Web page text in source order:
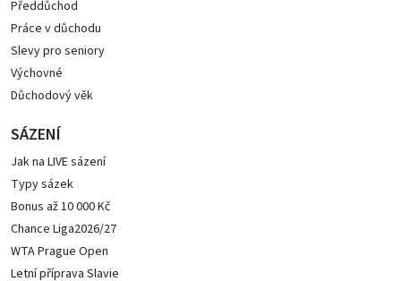
Předdůchod
Práce v důchodu
Slevy pro seniory
Výchovné
Důchodový věk
SÁZENÍ
Jak na LIVE sázení
Typy sázek
Bonus až 10 000 Kč
Chance Liga2026/27
WTA Prague Open
Letní příprava Slavie